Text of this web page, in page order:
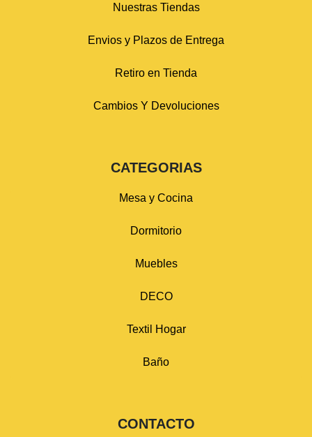
Nuestras Tiendas
Envios y Plazos de Entrega
Retiro en Tienda
Cambios Y Devoluciones
CATEGORIAS
Mesa y Cocina
Dormitorio
Muebles
DECO
Textil Hogar
Baño
CONTACTO